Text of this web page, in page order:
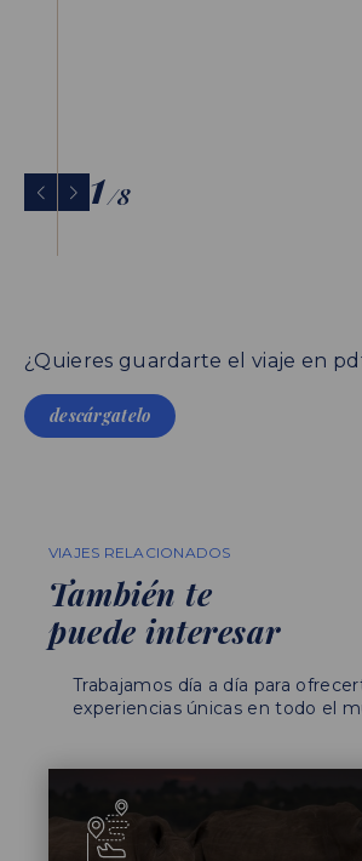
1/8
¿Quieres guardarte el viaje en
descárgatelo
VIAJES RELACIONADOS
También te
puede interesar
Trabajamos día a día para
experiencias únicas en todo el